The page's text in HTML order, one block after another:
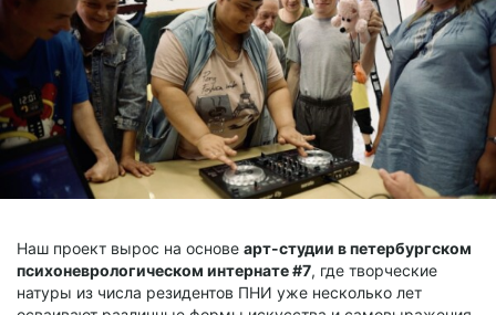
Наш проект вырос на основе арт-студии в петербургском
психоневрологическом интернате #7, где творческие
натуры из числа резидентов ПНИ уже несколько лет